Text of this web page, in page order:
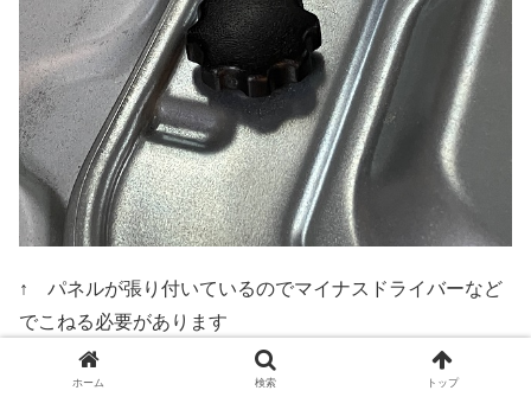
↑ パネルが張り付いているのでマイナスドライバーなど
でこねる必要があります
ホーム 検索 トップ